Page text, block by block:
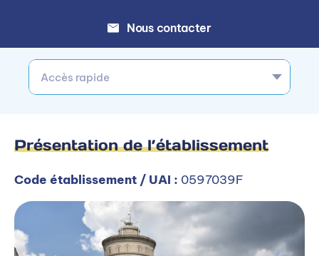
Nous contacter
Accès rapide
Présentation de l’établissement
Code établissement / UAI : 0597039F